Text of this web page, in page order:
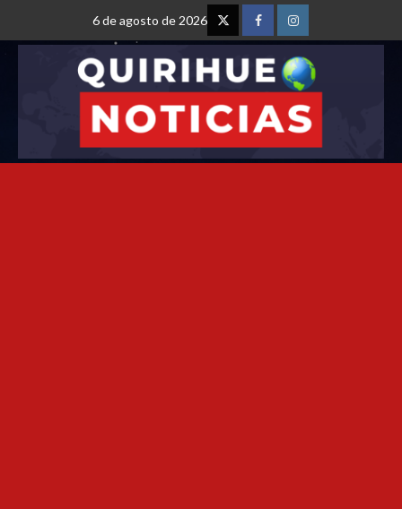
6 de agosto de 2026